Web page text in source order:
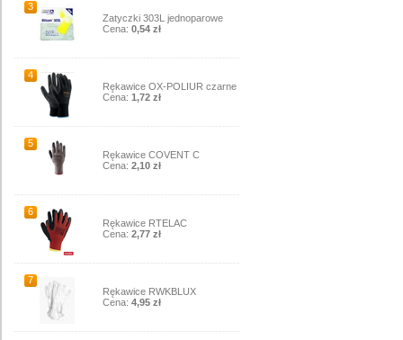
3
Zatyczki 303L jednoparowe
Cena: 0,54 zł
4
Rękawice OX-POLIUR czarne
Cena: 1,72 zł
5
Rękawice COVENT C
Cena: 2,10 zł
6
Rękawice RTELAC
Cena: 2,77 zł
7
Rękawice RWKBLUX
Cena: 4,95 zł